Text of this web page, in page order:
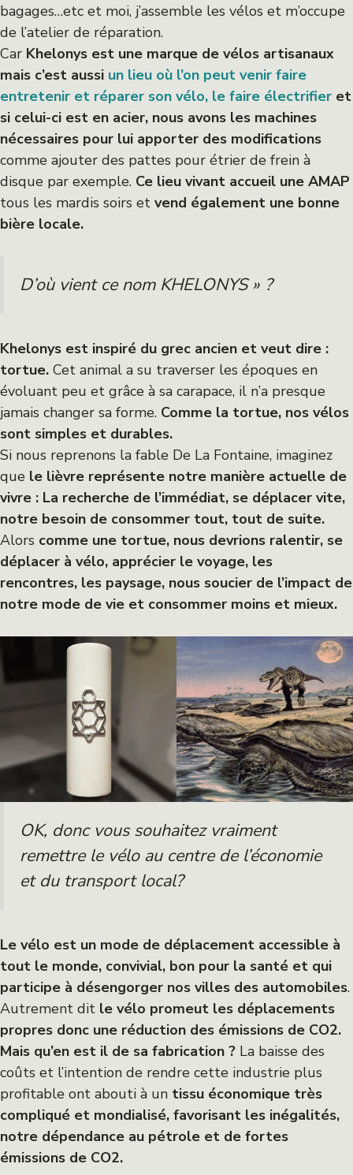
bagages…etc et moi, j’assemble les vélos et m’occupe
de l’atelier de réparation.
Car Khelonys est une marque de vélos artisanaux
mais c’est aussi un lieu où l’on peut venir faire
entretenir et réparer son vélo, le faire électrifier et
si celui-ci est en acier, nous avons les machines
nécessaires pour lui apporter des modifications
comme ajouter des pattes pour étrier de frein à
disque par exemple. Ce lieu vivant accueil une AMAP
tous les mardis soirs et vend également une bonne
bière locale.
D’où vient ce nom KHELONYS » ?
Khelonys est inspiré du grec ancien et veut dire :
tortue. Cet animal a su traverser les époques en
évoluant peu et grâce à sa carapace, il n’a presque
jamais changer sa forme. Comme la tortue, nos vélos
sont simples et durables.
Si nous reprenons la fable De La Fontaine, imaginez
que le lièvre représente notre manière actuelle de
vivre : La recherche de l’immédiat, se déplacer vite,
notre besoin de consommer tout, tout de suite.
Alors comme une tortue, nous devrions ralentir, se
déplacer à vélo, apprécier le voyage, les
rencontres, les paysage, nous soucier de l’impact de
notre mode de vie et consommer moins et mieux.
OK, donc vous souhaitez vraiment
remettre le vélo au centre de l’économie
et du transport local?
Le vélo est un mode de déplacement accessible à
tout le monde, convivial, bon pour la santé et qui
participe à désengorger nos villes des automobiles.
Autrement dit le vélo promeut les déplacements
propres donc une réduction des émissions de CO2.
Mais qu’en est il de sa fabrication ? La baisse des
coûts et l’intention de rendre cette industrie plus
profitable ont abouti à un tissu économique très
compliqué et mondialisé, favorisant les inégalités,
notre dépendance au pétrole et de fortes
émissions de CO2.